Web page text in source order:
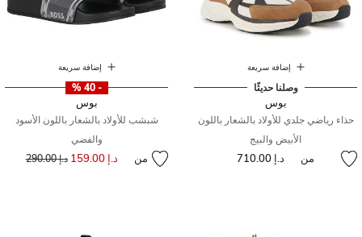
إضافة سريعة
وصلنا حديثًا
بوس
حذاء رياضي جلدي للأولاد بالشعار باللون
الأبيض والبيج
من د.إ 710.00
إضافة سريعة
- 40 %
بوس
شبشب للأولاد بالشعار باللون الأسود
والفضي
من د.إ 159.00 سعر مخفض من
د.إ 290.00 إلى